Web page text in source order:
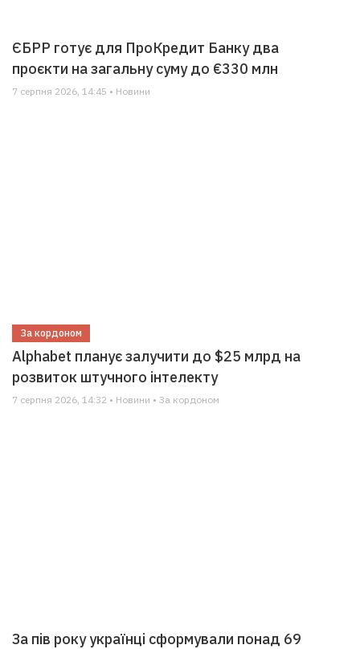
ЄБРР готує для ПроКредит Банку два
проєкти на загальну суму до €330 млн
7 серпня 2026, 14:45 • Новини
За кордоном
Alphabet планує залучити до $25 млрд на
розвиток штучного інтелекту
7 серпня 2026, 14:32 • Новини • За кордоном
За пів року українці сформували понад 69